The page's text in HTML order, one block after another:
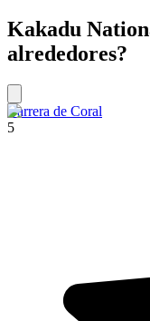
Kakadu
alrededores?
Barrera de Coral
5